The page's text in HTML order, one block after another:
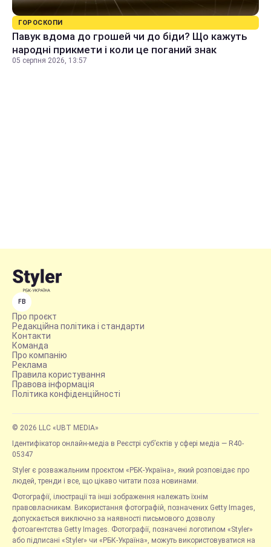
ГОРОСКОПИ
Павук вдома до грошей чи до біди? Що кажуть
народні прикмети і коли це поганий знак
05 серпня 2026, 13:57
FB
Про проєкт
Редакційна політика і стандарти
Контакти
Команда
Про компанію
Реклама
Правила користування
Правова інформація
Політика конфіденційності
© 2026 LLC «UBT MEDIA»
Ідентифікатор онлайн-медіа в Реєстрі суб’єктів у сфері медіа — R40-
05347
Styler є розважальним проєктом «РБК-Україна», який розповідає про
людей, тренди і все, що цікаво читати поза новинами.
Фотографії, ілюстрації та інші зображення належать їхнім
правовласникам. Використання фотографій, позначених Getty Images,
допускається виключно за наявності письмового дозволу
фотоагентства Getty Images. Фотографії, позначені логотипом «Styler»
або підписані «Styler» чи «РБК-Україна», можуть використовуватися на